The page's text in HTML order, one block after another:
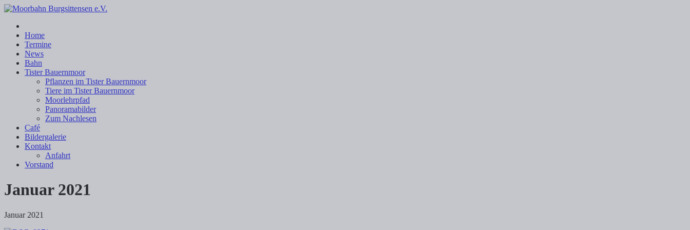
Home
Termine
News
Bahn
Tister Bauernmoor
Pflanzen im Tister Bauernmoor
Tiere im Tister Bauernmoor
Moorlehrpfad
Panoramabilder
Zum Nachlesen
Café
Bildergalerie
Kontakt
Anfahrt
Vorstand
Januar 2021
Januar 2021